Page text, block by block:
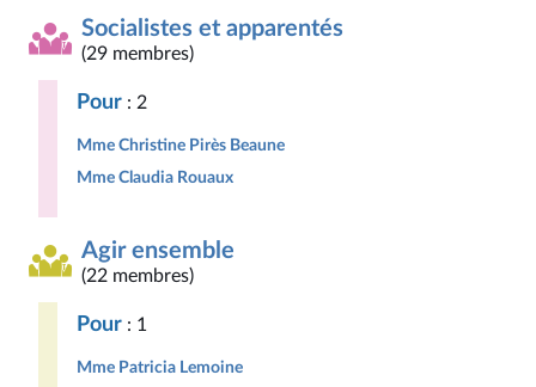
Socialistes et apparentés
(29 membres)
Pour : 2
Mme Christine Pirès Beaune
Mme Claudia Rouaux
Agir ensemble
(22 membres)
Pour : 1
Mme Patricia Lemoine